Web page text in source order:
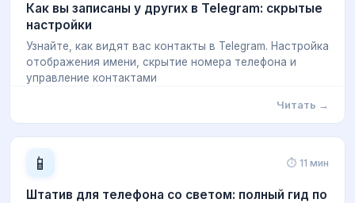
Как вы записаны у других в Telegram: скрытые
настройки
Узнайте, как видят вас контакты в Telegram. Настройка
отображения имени, скрытие номера телефона и
управление контактами
Читать →
📱 ⏱ 11 мин
Штатив для телефона со светом: полный гид по